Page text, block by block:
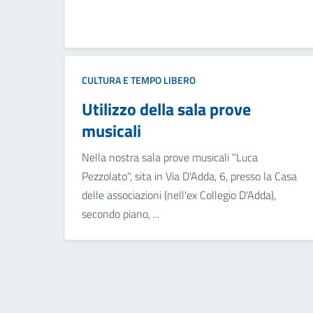
CULTURA E TEMPO LIBERO
Utilizzo della sala prove
musicali
Nella nostra sala prove musicali "Luca
Pezzolato", sita in Via D'Adda, 6, presso la Casa
delle associazioni (nell'ex Collegio D'Adda),
secondo piano, ...